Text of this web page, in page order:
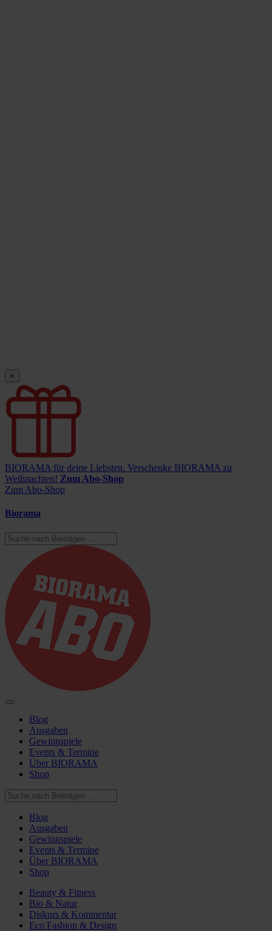
×
BIORAMA für deine Liebsten. Verschenke BIORAMA zu
Weihnachten! Zum Abo-Shop
Zum Abo-Shop
Biorama
Blog
Ausgaben
Gewinnspiele
Events & Termine
Über BIORAMA
Shop
Blog
Ausgaben
Gewinnspiele
Events & Termine
Über BIORAMA
Shop
Beauty & Fitness
Bio & Natur
Diskurs & Kommentar
Eco Fashion & Design